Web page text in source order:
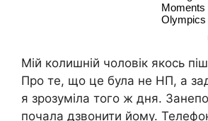
Мій колишній чоловік якось
Про те, що це була не НП, а
я зрозуміла того ж дня.
почала дзвонити йому.